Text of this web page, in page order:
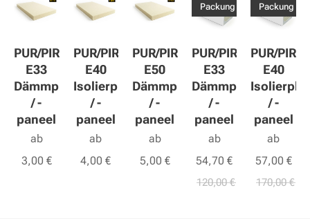
PUR/PIR
E33
Dämmplatte
/ -
paneel
ab
3,00 €
PUR/PIR
E40
Isolierplatte
/ -
paneel
ab
4,00 €
PUR/PIR
E50
Dämmplatte
/ -
paneel
ab
5,00 €
PUR/PIR
E33
Dämmplatte
/ -
paneel
Packung
ab
54,70 €
120,00€
PUR/PIR
E40
/ -
paneel
Packung
ab
57,00 €
170,00€